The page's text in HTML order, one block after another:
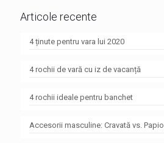
Articole recente
4 ținute pentru vara lui 2020
4 rochii de vară cu iz de vacanță
4 rochii ideale pentru banchet
Accesorii masculine: Cravată vs.